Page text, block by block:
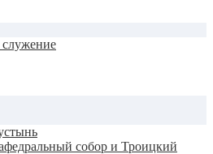
служение
собор и Троицкий